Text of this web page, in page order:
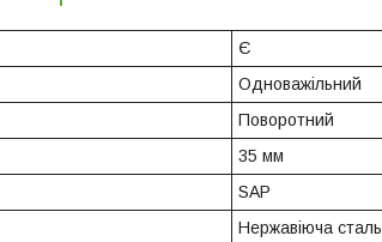
Є
Одноважільний
Поворотний
35 мм
SAP
Нержавіюча сталь